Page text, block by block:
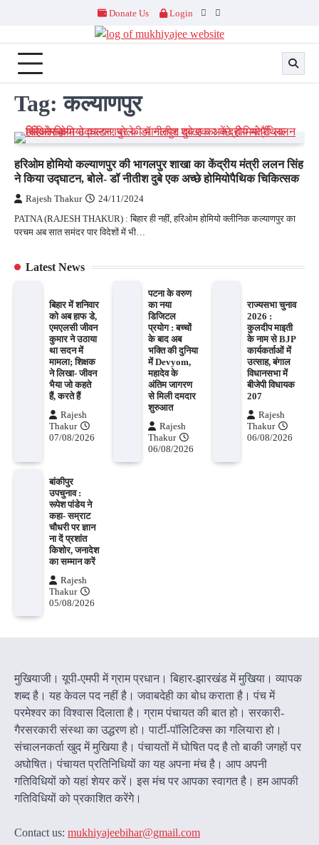
content
Donate Us Login
Facebook
Twitter
Tag:कल्याणपुर
हरिओम होमियो कल्याणपुर की भागलपुर शाखा का केंद्रीय मंत्री ललन सिंह
ने किया उद्घाटन, बोले- डॉ नीतीश दुबे एक अच्छे होमियोपैथिक चिकित्सक
Rajesh Thakur 24/11/2024
PATNA (RAJESH THAKUR) : बिहार ही नहीं, हरिओम होमियो क्लीनिक कल्याणपुर का
परचम अब सात समंदर पार विदेशों में भी…
Latest News
बिहार में शनिवार
को अब हाफ डे,
एमएलसी जीवन
कुमार ने उठाया
था सदन में
मामला; शिक्षक
ने लिखा- जीवन
भैया जो कहते
हैं, करते हैं
Rajesh
Thakur
07/08/2026
पटना के वरुण
का नया
डिजिटल
प्रयोग : बच्चों
के बाद अब
भक्ति की दुनिया
में Devyom,
महादेव के
अंतिम जागरण
से मिली दमदार
शुरुआत
Rajesh
Thakur
06/08/2026
राज्यसभा चुनाव
2026 :
कुलदीप माइती
के नाम से BJP
कार्यकर्ताओं में
उत्साह, बंगाल
विधानसभा में
बीजेपी विधायक
207
Rajesh
Thakur
06/08/2026
बांकीपुर
उपचुनाव :
रूपेश पांडेय ने
कहा- सम्राट
चौधरी पर ज्ञान
ना दें प्रशांत
किशोर, जनादेश
का सम्मान करें
Rajesh
Thakur
05/08/2026
मुखियाजी। यूपी-एमपी में ग्राम प्रधान। बिहार-झारखंड में मुखिया। व्यापक
शब्द है। यह केवल पद नहीं है। जवाबदेही का बोध कराता है। पंच में
परमेश्वर का विश्वास दिलाता है। ग्राम पंचायत की बात हो। सरकारी-
गैरसरकारी संस्था का उद्धरण हो। पार्टी-पॉलिटिक्स का गलियारा हो।
संचालनकर्ता खुद में मुखिया है। पंचायतों में घोषित पद है तो बाकी जगहों पर
अघोषित। पंचायत प्रतिनिधियों का यह अपना मंच है। आप अपनी
गतिविधियों को यहां शेयर करें। इस मंच पर आपका स्वागत है। हम आपकी
गतिविधियों को प्रकाशित करेंगेे।
Contact us: mukhiyajeebihar@gmail.com